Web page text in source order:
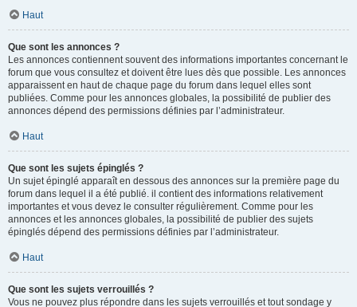
Haut
Que sont les annonces ?
Les annonces contiennent souvent des informations importantes concernant le
forum que vous consultez et doivent être lues dès que possible. Les annonces
apparaissent en haut de chaque page du forum dans lequel elles sont
publiées. Comme pour les annonces globales, la possibilité de publier des
annonces dépend des permissions définies par l’administrateur.
Haut
Que sont les sujets épinglés ?
Un sujet épinglé apparaît en dessous des annonces sur la première page du
forum dans lequel il a été publié. il contient des informations relativement
importantes et vous devez le consulter régulièrement. Comme pour les
annonces et les annonces globales, la possibilité de publier des sujets
épinglés dépend des permissions définies par l’administrateur.
Haut
Que sont les sujets verrouillés ?
Vous ne pouvez plus répondre dans les sujets verrouillés et tout sondage y